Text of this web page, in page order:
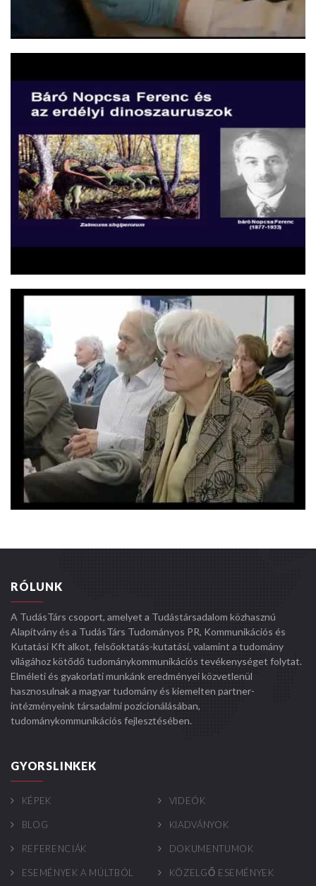
RÓLUNK
A TudásTárs csoport, amelyet a Tudástársadalom közhasznú
Alapítvány és a TudásTárs Tudományos PR, Kommunikációs és
Kutatási Kft alkot, felsőoktatás-kutatási, valamint a tudomány
világához kötődő tudománykommunikációs tevékenységet folytat.
Elméleti és gyakorlati munkánk eredményei közvetlenül
hasznosulnak a magyar tudomány és kiemelten partner-
intézményeink társadalmi pozícionálásában,
tudománykommunikációs fejlesztésében.
GYORSLINKEK
KÉPEK VIDEÓK
BLOG KIADVÁNYOK
REFERENCIÁK DOKUMENTUMOK
ESEMÉNYEK A MÚLTBÓL KÖZELGŐ ESEMÉNYEK